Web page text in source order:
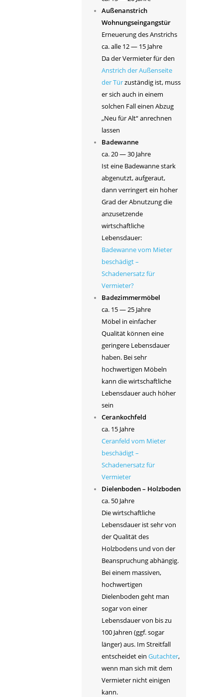
Außenanstrich
Wohnungseingangstür
Erneuerung des Anstrichs
ca. alle 12 — 15 Jahre
Da der Vermieter für den
Anstrich der Außenseite
der Türzuständig ist, muss
er sich auch in einem
solchen Fall einen Abzug
„Neu für Alt“ anrechnen
lassen
Badewanne
ca. 20 — 30 Jahre
Ist eine Badewanne stark
abgenutzt, aufgeraut,
dann verringert ein hoher
Grad der Abnutzung die
anzusetzende
wirtschaftliche
Lebensdauer:
Badewanne vom Mieter
beschädigt –
Schadenersatz für
Vermieter?
Badezimmermöbel
ca. 15 — 25 Jahre
Möbel in einfacher
Qualität können eine
geringere Lebensdauer
haben. Bei sehr
hochwertigen Möbeln
kann die wirtschaftliche
Lebensdauer auch höher
sein
Cerankochfeld
ca. 15 Jahre
Ceranfeld vom Mieter
beschädigt –
Schadenersatz für
Vermieter
Dielenboden – Holzboden
ca. 50 Jahre
Die wirtschaftliche
Lebensdauer ist sehr von
der Qualität des
Holzbodens und von der
Beanspruchung abhängig.
Bei einem massiven,
hochwertigen
Dielenboden geht man
sogar von einer
Lebensdauer von bis zu
100 Jahren (ggf. sogar
länger) aus. Im Streitfall
entscheidet ein Gutachter,
wenn man sich mit dem
Vermieter nicht einigen
kann.